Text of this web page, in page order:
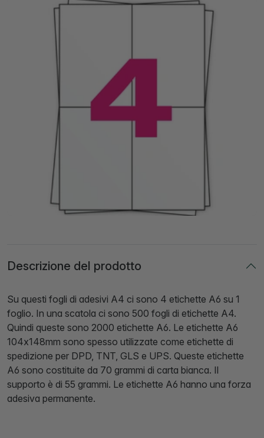
Descrizione del prodotto
Su questi fogli di adesivi A4 ci sono 4 etichette A6 su 1
foglio. In una scatola ci sono 500 fogli di etichette A4.
Quindi queste sono 2000 etichette A6. Le etichette A6
104x148mm sono spesso utilizzate come etichette di
spedizione per DPD, TNT, GLS e UPS. Queste etichette
A6 sono costituite da 70 grammi di carta bianca. Il
supporto è di 55 grammi. Le etichette A6 hanno una forza
adesiva permanente.